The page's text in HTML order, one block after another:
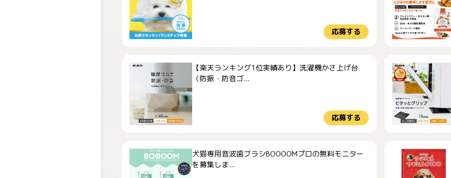
応募する
【楽天ランキング1位実績あり】洗濯機かさ上げ台
（防振・防音ゴ...
応募する
犬猫専用音波歯ブラシBOOOOMプロの無料モニター
を募集しま...